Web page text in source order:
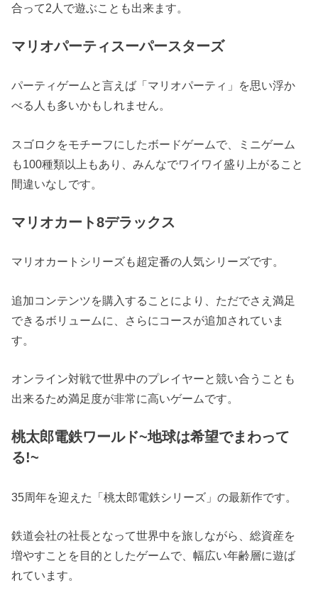
合って2人で遊ぶことも出来ます。
マリオパーティスーパースターズ
パーティゲームと言えば「マリオパーティ」を思い浮か
べる人も多いかもしれません。
スゴロクをモチーフにしたボードゲームで、ミニゲーム
も100種類以上もあり、みんなでワイワイ盛り上がること
間違いなしです。
マリオカート8デラックス
マリオカートシリーズも超定番の人気シリーズです。
追加コンテンツを購入することにより、ただでさえ満足
できるボリュームに、さらにコースが追加されていま
す。
オンライン対戦で世界中のプレイヤーと競い合うことも
出来るため満足度が非常に高いゲームです。
桃太郎電鉄ワールド~地球は希望でまわって
る!~
35周年を迎えた「桃太郎電鉄シリーズ」の最新作です。
鉄道会社の社長となって世界中を旅しながら、総資産を
増やすことを目的としたゲームで、幅広い年齢層に遊ば
れています。